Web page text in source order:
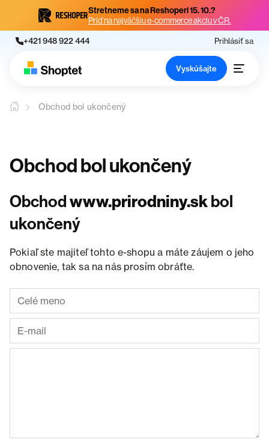
Stretneme sa na Reshoperi 15. 10.?
Príď na najväčšiu e-commerce akciu v ČR.
+421 948 922 444 Prihlásiť sa
Vyskúšajte
Obchod bol ukončený
Obchod bol ukončený
Obchodwww.prirodniny.skbol
ukončený
Pokiaľ ste majiteľ tohto e-shopu a máte záujem o jeho
obnovenie, tak sa na nás prosím obráťte.